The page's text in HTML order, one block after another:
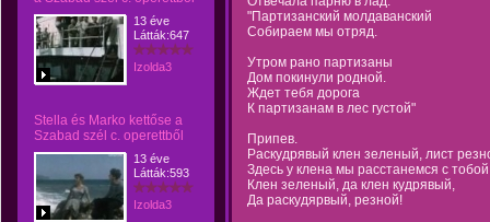
13 éve
Látták:647
Izolda3
Stella és Marko kettőse a
Szabad szél c. operettből
13 éve
Látták:593
Izolda3
"Партизанский молдаванский
Собираем мы отряд.
Утром рано партизаны
Дом покинули родной.
Ждет тебя дорога
К партизанам в лес густой"
Припев.
Раскудрявый клен зеленый, лист
Здесь у клена мы расстанемся с
Клен зеленый, да клен кудрявый,
Да раскудярвый, резной!